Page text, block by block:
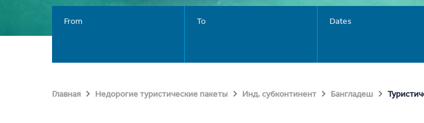
From To Dates
Главная Недорогие туристические пакеты Инд. субконтинент Бангладеш